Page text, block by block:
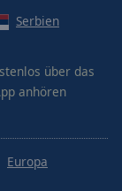
Serbien
über das
anhören
Europa